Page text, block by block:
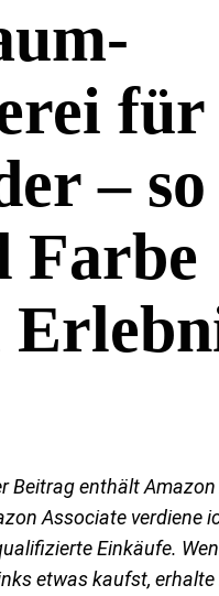
für
– so
Farbe
Beitrag enthält
Associate verdiene
Einkäufe.
etwas kaufst, erhalte